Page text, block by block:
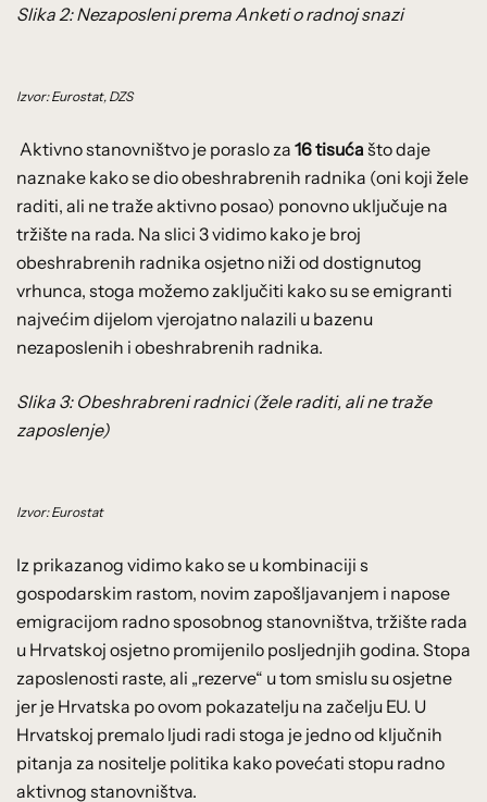
Slika 2: Nezaposleni prema Anketi o radnoj snazi
Izvor: Eurostat, DZS
Aktivno stanovništvo je poraslo za 16 tisuća što daje
naznake kako se dio obeshrabrenih radnika (oni koji žele
raditi, ali ne traže aktivno posao) ponovno uključuje na
tržište na rada. Na slici 3 vidimo kako je broj
obeshrabrenih radnika osjetno niži od dostignutog
vrhunca, stoga možemo zaključiti kako su se emigranti
najvećim dijelom vjerojatno nalazili u bazenu
nezaposlenih i obeshrabrenih radnika.
Slika 3: Obeshrabreni radnici (žele raditi, ali ne traže
zaposlenje)
Izvor: Eurostat
Iz prikazanog vidimo kako se u kombinaciji s
gospodarskim rastom, novim zapošljavanjem i napose
emigracijom radno sposobnog stanovništva, tržište rada
u Hrvatskoj osjetno promijenilo posljednjih godina. Stopa
zaposlenosti raste, ali „rezerve“ u tom smislu su osjetne
jer je Hrvatska po ovom pokazatelju na začelju EU. U
Hrvatskoj premalo ljudi radi stoga je jedno od ključnih
pitanja za nositelje politika kako povećati stopu radno
aktivnog stanovništva.